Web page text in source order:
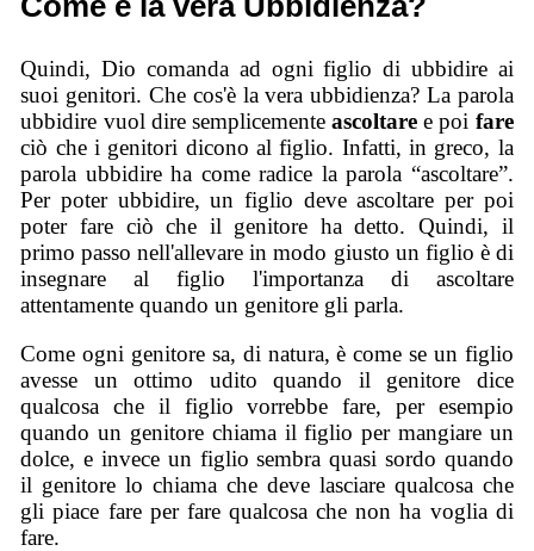
Quindi, Dio comanda ad ogni figlio di ubbidire ai
suoi genitori. Che cos'è la vera ubbidienza? La parola
ubbidire vuol dire semplicementeascoltare e poi fare
ciò che i genitori dicono al figlio. Infatti, in greco, la
parola ubbidire ha come radice la parola “ascoltare”.
Per poter ubbidire, un figlio deve ascoltare per poi
poter fare ciò che il genitore ha detto. Quindi, il
primo passo nell'allevare in modo giusto un figlio è di
insegnare al figlio l'importanza di ascoltare
attentamente quando un genitore gli parla.
Come ogni genitore sa, di natura, è come se un figlio
avesse un ottimo udito quando il genitore dice
qualcosa che il figlio vorrebbe fare, per esempio
quando un genitore chiama il figlio per mangiare un
dolce, e invece un figlio sembra quasi sordo quando
il genitore lo chiama che deve lasciare qualcosa che
gli piace fare per fare qualcosa che non ha voglia di
fare.